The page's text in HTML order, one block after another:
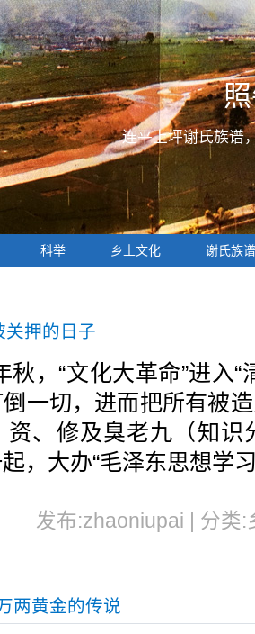
连平上坪谢氏族谱
科举 乡土文化 谢氏族谱
关押的日子
“文化大革命”进入“
一切，进而把所有被
资、修及臭老九（知识
，大办“毛泽东思想学
发布:zhaoniupai | 分类
两黄金的传说